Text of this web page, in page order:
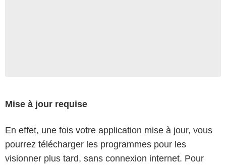
Mise à jour requise
En effet, une fois votre application mise à jour, vous
pourrez télécharger les programmes pour les
visionner plus tard, sans connexion internet. Pour